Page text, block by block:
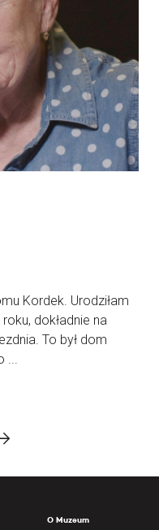
mu Kordek. Urodziłam
dokładnie na
To był dom
...
O Muzeum